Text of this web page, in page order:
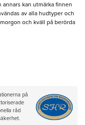
kan utmärka finnen
av alla hudtyper och
och kväll på berörda
på
råd